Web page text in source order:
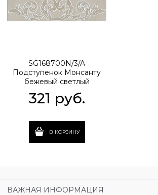
SG168700N/3/A
Подступенок Монсанту
бежевый светлый
40,2х10,6 40,2x10,6x8
321 руб.
В КОРЗИНУ
ВАЖНАЯ ИНФОРМАЦИЯ